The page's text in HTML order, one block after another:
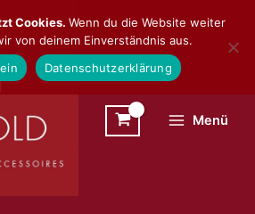
Menü
Cookies. Wenn du die Website weiter
von deinem Einverständnis aus.
Datenschutzerklärung